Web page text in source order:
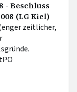
- Beschluss
(LG Kiel)
zeitlicher,